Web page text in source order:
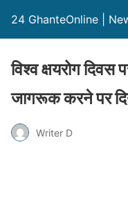
24 GhanteOnline |
विश्व क्षयरोग
जागरूक करने पर
Writer D